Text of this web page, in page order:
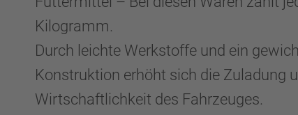
Kilogramm.
Durch leichte Werkstoffe und ein
Konstruktion erhöht sich die Zuladung
Wirtschaftlichkeit des Fahrzeuges.